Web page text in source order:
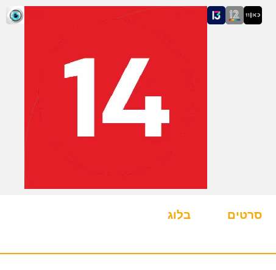
סרטים בלוג